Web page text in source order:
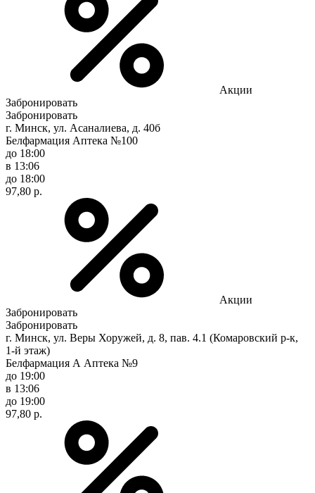
Акции
Забронировать
Забронировать
г. Минск, ул. Асаналиева, д. 40б
Белфармация Аптека №100
до 18:00
в 13:06
до 18:00
97,80 р.
Акции
Забронировать
Забронировать
г. Минск, ул. Веры Хоружей, д. 8, пав. 4.1 (Комаровский р-к,
1-й этаж)
Белфармация А Аптека №9
до 19:00
в 13:06
до 19:00
97,80 р.